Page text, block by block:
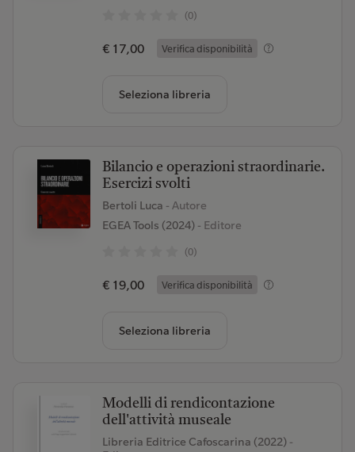
(0)
€ 17,00 Verifica disponibilità
Seleziona libreria
Bilancio e operazioni straordinarie.
Esercizi svolti
Bertoli Luca - Autore
EGEA Tools (2024)- Editore
(0)
€ 19,00 Verifica disponibilità
Seleziona libreria
Modelli di rendicontazione
dell'attività museale
Libreria Editrice Cafoscarina (2022)-